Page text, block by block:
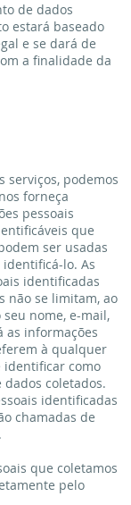
de dados
estará baseado
e se dará de
a finalidade da
serviços, podemos
forneça
pessoais
que
ser usadas
lo. As
identificadas
não se limitam, ao
nome, e-mail,
as informações
à qualquer
identificar como
coletados.
identificadas
chamadas de
que coletamos
pelo